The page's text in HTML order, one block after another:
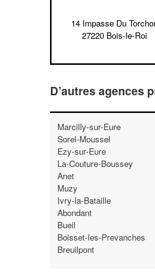
14 Impasse Du
27220 Bois-le-Roi
D’autres agences
Marcilly-sur-Eure
Sorel-Moussel
Ezy-sur-Eure
La-Couture-Boussey
Anet
Muzy
Ivry-la-Bataille
Abondant
Bueil
Boisset-les-Prevanches
Breuilpont